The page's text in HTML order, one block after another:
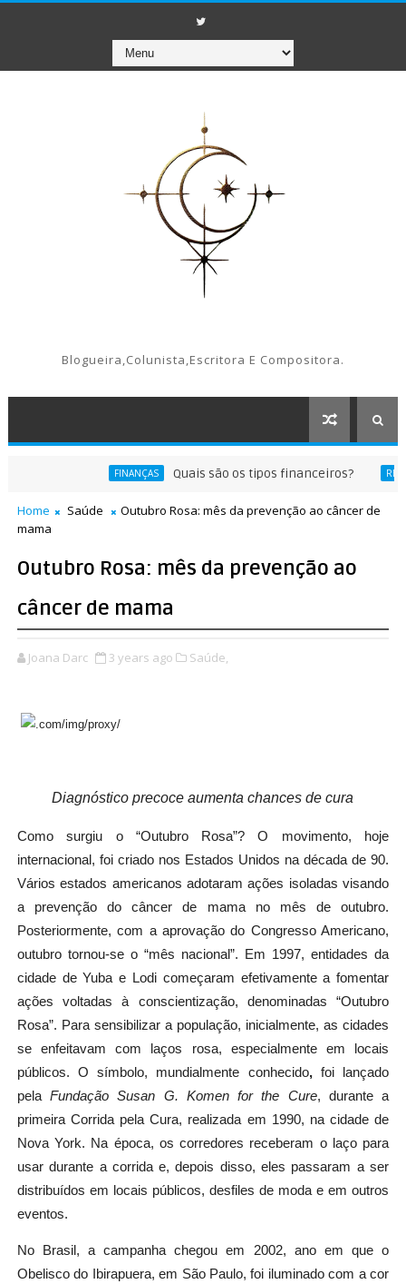
Blogueira,colunista,escritora E Compositora.
FINANÇAS Quais são os tipos financeiros? RECEITAS
Home Saúde
Outubro Rosa: mês da prevenção ao câncer de
mama
Outubro Rosa: mês da prevenção ao
câncer de mama
Joana Darc 3 years ago Saúde,
Diagnóstico precoce aumenta chances de cura
Como surgiu o “Outubro Rosa”? O movimento, hoje
internacional, foi criado nos Estados Unidos na década de 90.
Vários estados americanos adotaram ações isoladas visando
a prevenção do câncer de mama no mês de outubro.
Posteriormente, com a aprovação do Congresso Americano,
outubro tornou-se o “mês nacional”. Em 1997, entidades da
cidade de Yuba e Lodi começaram efetivamente a fomentar
ações voltadas à conscientização, denominadas “Outubro
Rosa”. Para sensibilizar a população, inicialmente, as cidades
se enfeitavam com laços rosa, especialmente em locais
públicos. O símbolo, mundialmente conhecido,foi lançado
pelaFundação Susan G. Komen for the Cure, durante a
primeira Corrida pela Cura, realizada em 1990, na cidade de
Nova York. Na época, os corredores receberam o laço para
usar durante a corrida e, depois disso, eles passaram a ser
distribuídos em locais públicos, desfiles de moda e em outros
eventos.
No Brasil, a campanha chegou em 2002, ano em que o
Obelisco do Ibirapuera, em São Paulo, foi iluminado com a cor